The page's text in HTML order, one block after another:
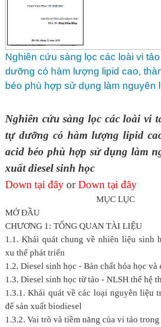
Nghiên cứu sàng lọc các loài vi
dưỡng có hàm lượng lipid cao,
béo phù hợp sử dụng làm nguyên
Nghiên cứu sàng lọc các loài vi
tự dưỡng có hàm lượng lipid
acid béo phù hợp sử dụng làm
xuất diesel sinh học
Down tại đây or Down tại đây
MỤC LỤC
MỞ ĐẦU
CHƯƠNG 1: TỔNG QUAN TÀI LIỆU
1.1. Khái quát chung về nhiên liệu sinh
xu thế phát triển
1.2. Diesel sinh học - Bản chất hóa học và
1.3. Diesel sinh học từ tảo - NLSH thế hệ
1.3.1. Khái quát về các loại nguyên liệu
để sản xuất biodiesel
1.3.2. Vai trò và tiềm năng của vi tảo